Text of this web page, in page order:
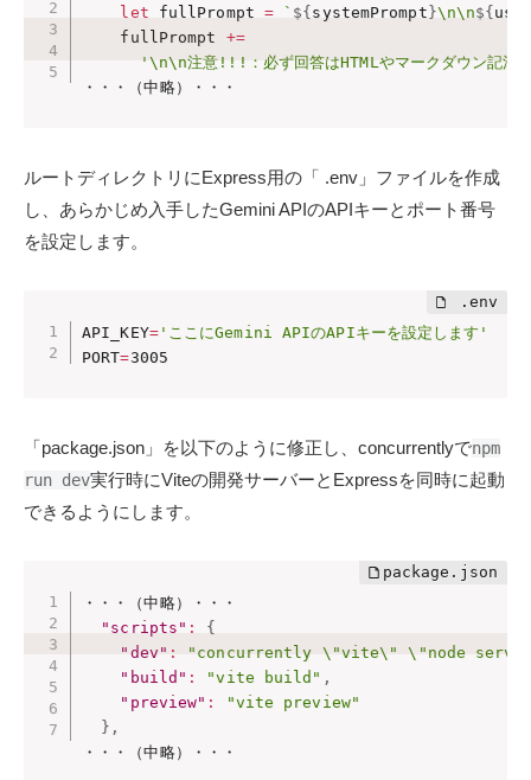
let fullPrompt = ` ${ systemPrompt }\n\n${
    fullPrompt
+=
'\n\n注意!!!：必ず回答はHTMLやマークダウン記法
・・・（中略）・・・
ルートディレクトリにExpress用の「 .env」ファイルを作成
し、あらかじめ入手したGemini APIのAPIキーとポート番号
を設定します。
API_KEY='ここにGemini APIのAPIキーを設定します'
PORT=3005
「package.json」を以下のように修正し、concurrentlyでnpm
run dev実行時にViteの開発サーバーとExpressを同時に起動
できるようにします。
・・・（中略）・・・
"scripts" :
{
"dev" :
"concurrently \"vite\" \"node
"build" : "vite build" ,
"preview" :
"vite preview"
} ,
・・・（中略）・・・